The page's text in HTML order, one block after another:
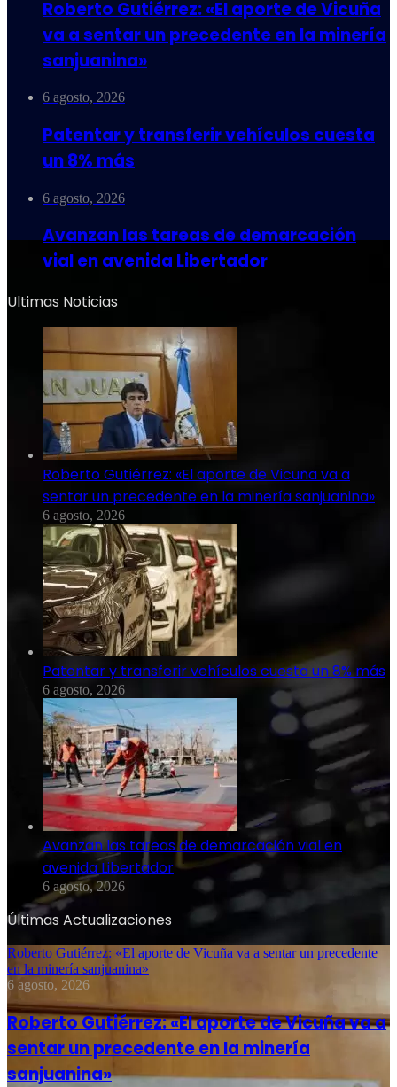
Roberto Gutiérrez: «El aporte de Vicuña
va a sentar un precedente en la minería
sanjuanina»
6 agosto, 2026
Patentar y transferir vehículos cuesta
un 8% más
6 agosto, 2026
Avanzan las tareas de demarcación
vial en avenida Libertador
Ultimas Noticias
Roberto Gutiérrez: «El aporte de Vicuña va a
sentar un precedente en la minería sanjuanina»
6 agosto, 2026
Patentar y transferir vehículos cuesta un 8% más
6 agosto, 2026
Avanzan las tareas de demarcación vial en
avenida Libertador
6 agosto, 2026
Últimas Actualizaciones
Roberto Gutiérrez: «El aporte de Vicuña va a sentar un precedente
en la minería sanjuanina»
6 agosto, 2026
Roberto Gutiérrez: «El aporte de Vicuña va a
sentar un precedente en la minería
sanjuanina»